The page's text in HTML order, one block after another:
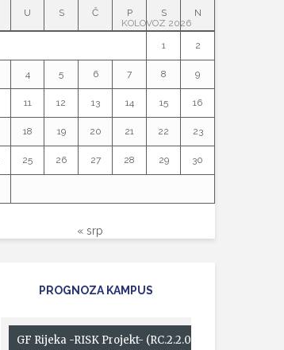
KOLOVOZ 2026
U S Č P S N
1 2
4 5 6 7 8 9
11 12 13 14 15 16
18 19 20 21 22 23
25 26 27 28 29 30
« srp
PROGNOZA KAMPUS